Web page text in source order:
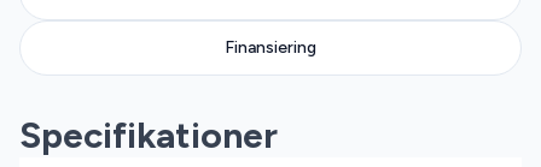
Finansiering
Specifikationer